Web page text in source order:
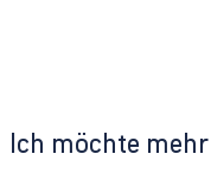
Ich möchte